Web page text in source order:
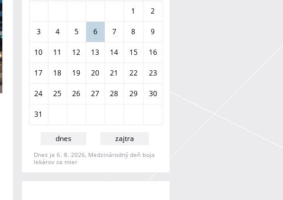
1 2
3 4 5 6 7 8 9
10 11 12 13 14 15 16
17 18 19 20 21 22 23
24 25 26 27 28 29 30
31
dnes zajtra
Dnes je 6. 8. 2026, Medzinárodný deň boja
lekárov za mier